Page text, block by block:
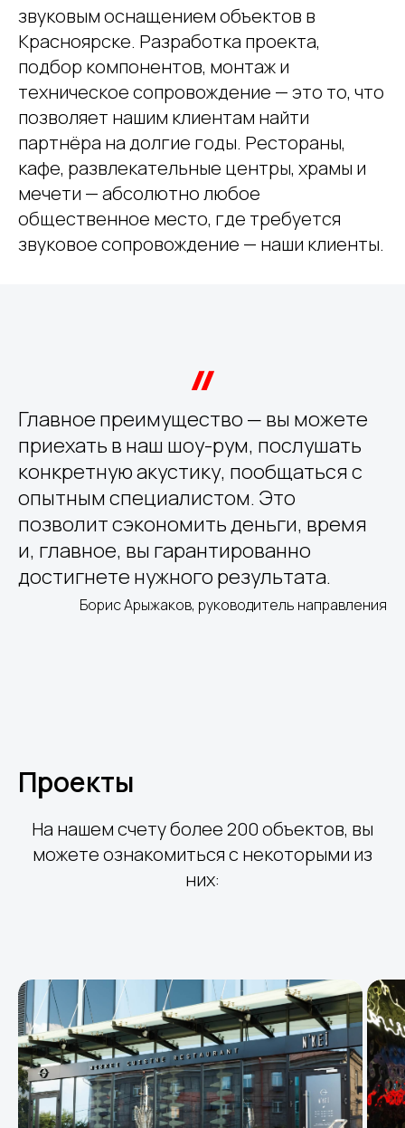
звуковым оснащением объектов в
Красноярске. Разработка проекта,
подбор компонентов, монтаж и
техническое сопровождение — это то, что
позволяет нашим клиентам найти
партнёра на долгие годы. Рестораны,
кафе, развлекательные центры, храмы и
мечети — абсолютно любое
общественное место, где требуется
звуковое сопровождение — наши клиенты.
Главное преимущество — вы можете
приехать в наш шоу-рум, послушать
конкретную акустику, пообщаться с
опытным специалистом. Это
позволит сэкономить деньги, время
и, главное, вы гарантированно
достигнете нужного результата.
Борис Арыжаков, руководитель направления
Проекты
На нашем счету более 200 объектов, вы
можете ознакомиться с некоторыми из
них: